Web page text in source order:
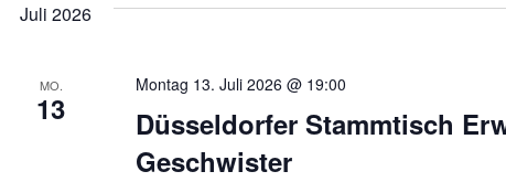
Juli 2026
MO.
13
Düsseldorfer Stammtisch
Geschwister
Montag 13. Juli 2026 @ 19:00